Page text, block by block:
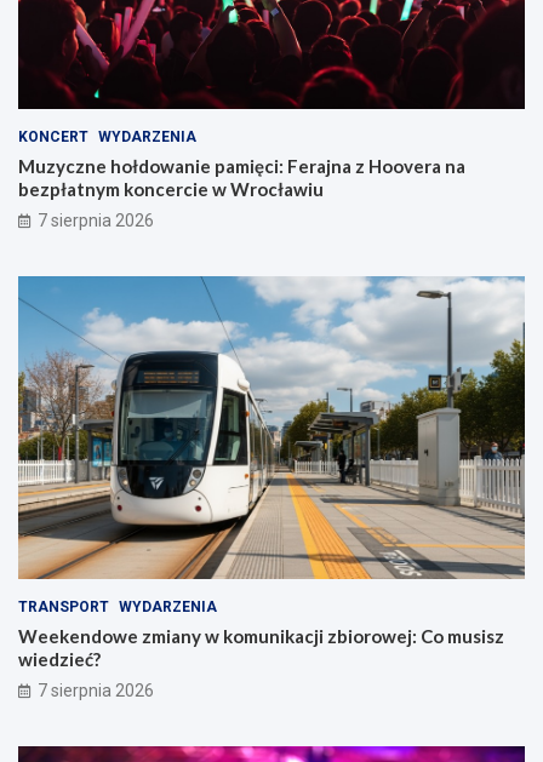
KONCERT WYDARZENIA
Muzyczne hołdowanie pamięci: Ferajna z Hoovera na
bezpłatnym koncercie w Wrocławiu
7 sierpnia 2026
TRANSPORT WYDARZENIA
Weekendowe zmiany w komunikacji zbiorowej: Co musisz
wiedzieć?
7 sierpnia 2026